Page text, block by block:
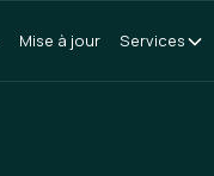
Mise à jour Services